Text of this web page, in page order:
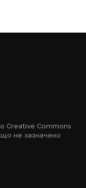
Creative Commons
не зазначено